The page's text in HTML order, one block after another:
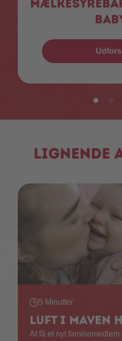
5 Minutter
Luft i maven
At få et nyt familiemedlem